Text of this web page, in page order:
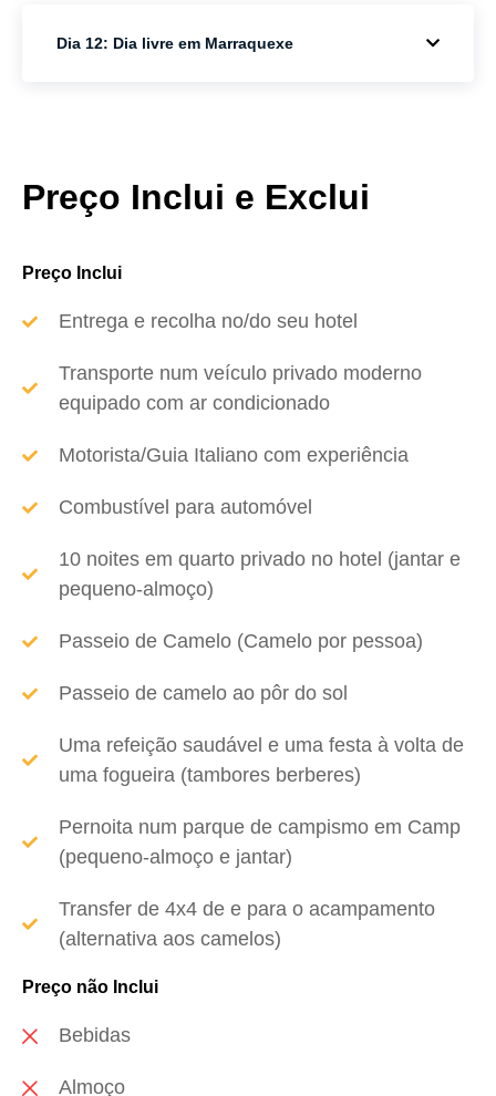
Dia 12: Dia livre em Marraquexe
Preço Inclui e Exclui
Preço Inclui
Entrega e recolha no/do seu hotel
Transporte num veículo privado moderno
equipado com ar condicionado
Motorista/Guia Italiano com experiência
Combustível para automóvel
10 noites em quarto privado no hotel (jantar e
pequeno-almoço)
Passeio de Camelo (Camelo por pessoa)
Passeio de camelo ao pôr do sol
Uma refeição saudável e uma festa à volta de
uma fogueira (tambores berberes)
Pernoita num parque de campismo em Camp
(pequeno-almoço e jantar)
Transfer de 4x4 de e para o acampamento
(alternativa aos camelos)
Preço não Inclui
Bebidas
Almoço